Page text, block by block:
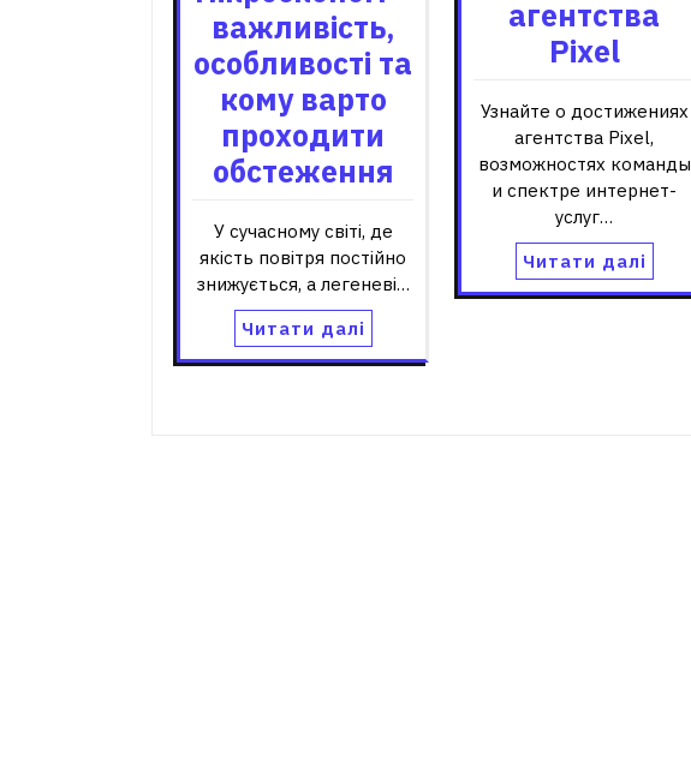
важливість,
особливості та
кому варто
проходити
обстеження
У сучасному світі, де
якість повітря постійно
знижується, а легеневі…
Читати далі
агентства
Pixel
Узнайте о достижениях
агентства Pixel,
возможностях команды
и спектре интернет-
услуг…
Читати далі